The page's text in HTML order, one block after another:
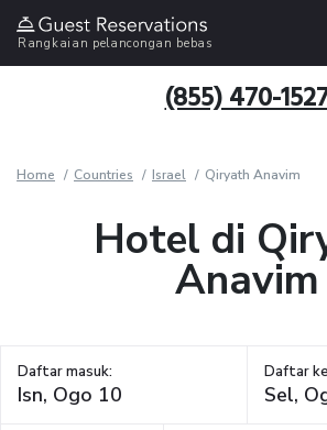
Rangkaian pelancongan bebas
(855) 470-
Home Countries Israel Qiryath Anavim
Hotel di
Anavim
Daftar masuk: Daftar